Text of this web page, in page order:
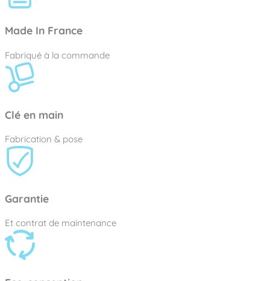
Made In France
Fabriqué à la commande
Clé en main
Fabrication & pose
Garantie
Et contrat de maintenance